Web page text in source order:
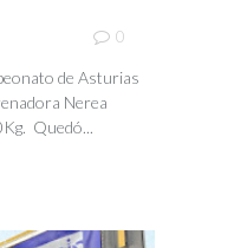
0
de Asturias
Nerea
Quedó...